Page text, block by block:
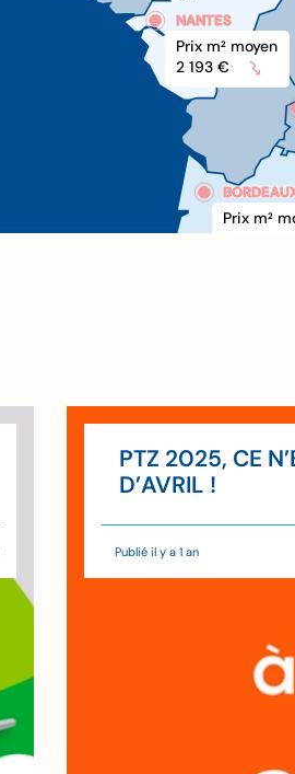
NANTES
Prix m2 moyen
2 193 €
Prix m2
PTZ 2025, CE
D’AVRIL !
Publié il y a 1 an